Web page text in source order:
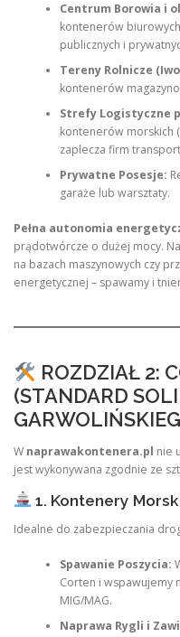
Centrum Borowia i
kontenerów
publicznych i
Tereny Rolnicze
kontenerów
Strefy Logistyczne
kontenerów morskich
zaplecza firm
Prywatne Posesje:
garaże lub warsztaty.
Pełna autonomia
prądotwórcze o dużej mocy.
na bazach maszynowych czy
energetycznej – spawamy i
ROZDZIAŁ 2:
(STANDARD
W naprawakontenera.pl nie
jest wykonywana zgodnie ze
1. Kontenery
Idealne do zabezpieczania
Spawanie Poszycia:
Corten i wspawujemy
MIG/MAG.
Naprawa Rygli i